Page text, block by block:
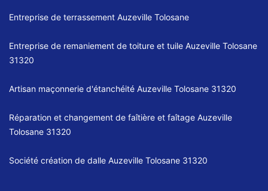
Entreprise de terrassement Auzeville Tolosane
Entreprise de remaniement de toiture et tuile Auzeville Tolosane
31320
Artisan maçonnerie d'étanchéité Auzeville Tolosane 31320
Réparation et changement de faîtière et faîtage Auzeville
Tolosane 31320
Société création de dalle Auzeville Tolosane 31320